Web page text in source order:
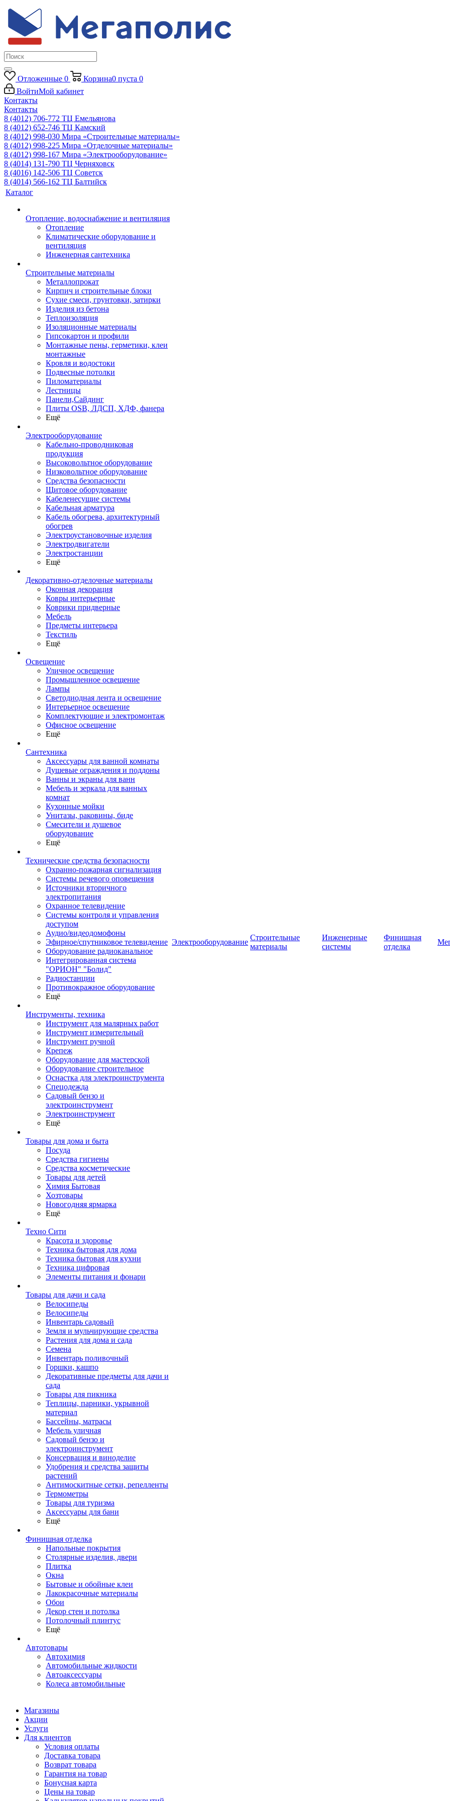
Отложенные 0 Корзина0 пуста 0
ВойтиМой кабинет
Контакты
Контакты
8 (4012) 706-772 ТЦ Емельянова
8 (4012) 652-746 ТЦ Камский
8 (4012) 998-030 Мира «Строительные материалы»
8 (4012) 998-225 Мира «Отделочные материалы»
8 (4012) 998-167 Мира «Электрооборудование»
8 (4014) 131-790 ТЦ Черняховск
8 (4016) 142-506 ТЦ Советск
8 (4014) 566-162 ТЦ Балтийск
Каталог
Отопление, водоснабжение и вентиляция
Отопление
Климатические оборудование и
вентиляция
Инженерная сантехника
Строительные материалы
Металлопрокат
Кирпич и строительные блоки
Сухие смеси, грунтовки, затирки
Изделия из бетона
Теплоизоляция
Изоляционные материалы
Гипсокартон и профили
Монтажные пены, герметики, клеи
монтажные
Кровля и водостоки
Подвесные потолки
Пиломатериалы
Лестницы
Панели,Сайдинг
Плиты OSB, ЛДСП, ХДФ, фанера
Ещё
Электрооборудование
Кабельно-проводниковая
продукция
Высоковольтное оборудование
Низковольтное оборудование
Средства безопасности
Щитовое оборудование
Кабеленесущие системы
Кабельная арматура
Кабель обогрева, архитектурный
обогрев
Электроустановочные изделия
Электродвигатели
Электростанции
Ещё
Декоративно-отделочные материалы
Оконная декорация
Ковры интерьерные
Коврики придверные
Мебель
Предметы интерьера
Текстиль
Ещё
Освещение
Уличное освещение
Промышленное освещение
Лампы
Светодиодная лента и освещение
Интерьерное освещение
Комплектующие и электромонтаж
Офисное освещение
Ещё
Сантехника
Аксессуары для ванной комнаты
Душевые ограждения и поддоны
Ванны и экраны для ванн
Мебель и зеркала для ванных
комнат
Кухонные мойки
Унитазы, раковины, биде
Смесители и душевое
оборудование
Ещё
Технические средства безопасности
Охранно-пожарная сигнализация
Системы речевого оповещения
Источники вторичного
электропитания
Охранное телевидение
Системы контроля и управления
доступом
Аудио/видеодомофоны
Эфирное/спутниковое телевидение
Оборудование радиоканальное
Интегрированная система
"ОРИОН" "Болид"
Радиостанции
Противокражное оборудование
Ещё
Инструменты, техника
Инструмент для малярных работ
Инструмент измерительный
Инструмент ручной
Крепеж
Оборудование для мастерской
Оборудование строительное
Оснастка для электроинструмента
Спецодежда
Садовый бензо и
электроинструмент
Электроинструмент
Ещё
Товары для дома и быта
Посуда
Средства гигиены
Средства косметические
Товары для детей
Химия Бытовая
Хозтовары
Новогодняя ярмарка
Ещё
Техно Сити
Красота и здоровье
Техника бытовая для дома
Техника бытовая для кухни
Техника цифровая
Элементы питания и фонари
Товары для дачи и сада
Велосипеды
Велосипеды
Инвентарь садовый
Земля и мульчирующие средства
Растения для дома и сада
Семена
Инвентарь поливочный
Горшки, кашпо
Декоративные предметы для дачи и
сада
Товары для пикника
Теплицы, парники, укрывной
материал
Бассейны, матрасы
Мебель уличная
Садовый бензо и
электроинструмент
Консервация и виноделие
Удобрения и средства защиты
растений
Антимоскитные сетки, репелленты
Термометры
Товары для туризма
Аксессуары для бани
Ещё
Финишная отделка
Напольные покрытия
Столярные изделия, двери
Плитка
Окна
Бытовые и обойные клеи
Лакокрасочные материалы
Обои
Декор стен и потолка
Потолочный плинтус
Ещё
Автотовары
Автохимия
Автомобильные жидкости
Автоаксессуары
Колеса автомобильные
Электрооборудование
Строительные
материалы
Инженерные
системы
Финишная
отделка
Магазины
Акции
Услуги
Для клиентов
Условия оплаты
Доставка товара
Возврат товара
Гарантия на товар
Бонусная карта
Цены на товар